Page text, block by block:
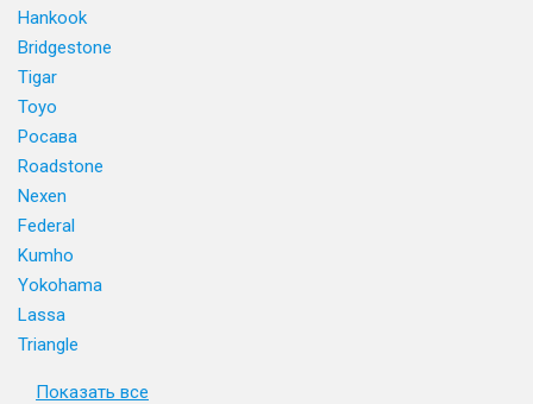
Hankook
Bridgestone
Tigar
Toyo
Росава
Roadstone
Nexen
Federal
Kumho
Yokohama
Lassa
Triangle
Показать все